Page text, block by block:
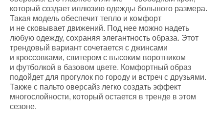
который создает иллюзию одежды большого размера.
Такая модель обеспечит тепло и комфорт
и не сковывает движений. Под нее можно надеть
любую одежду, сохраняя элегантность образа. Этот
трендовый вариант сочетается с джинсами
и кроссовками, свитером с высоким воротником
и футболкой в базовом цвете. Комфортный образ
подойдет для прогулок по городу и встреч с друзьями.
Также с пальто оверсайз легко создать эффект
многослойности, который остается в тренде в этом
сезоне.